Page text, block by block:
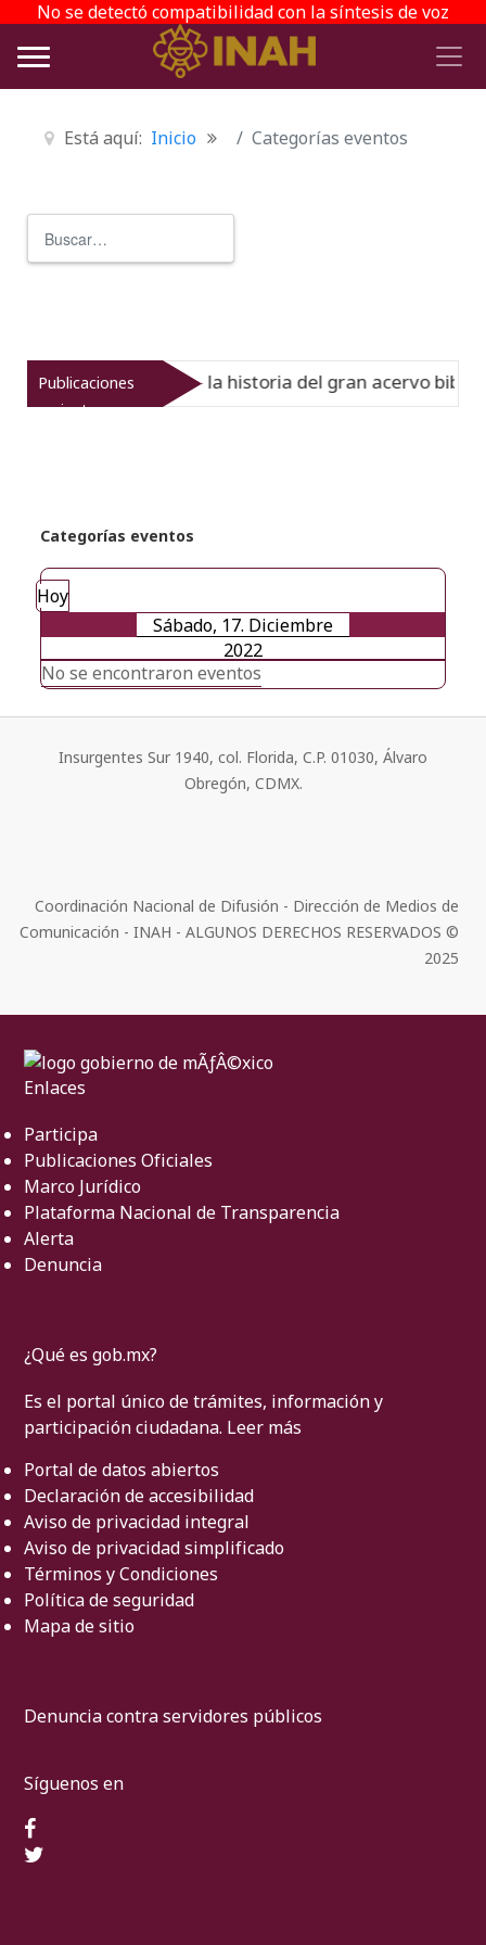
No se detectó compatibilidad con la síntesis de voz
Está aquí: Inicio Categorías eventos
Publicaciones
recientes
Virreinato muestra la historia del gran acervo
Categorías eventos
Hoy
Sábado, 17. Diciembre
2022
No se encontraron eventos
Insurgentes Sur 1940, col. Florida, C.P. 01030, Álvaro
Obregón, CDMX.
Coordinación Nacional de Difusión - Dirección de Medios de
Comunicación - INAH - ALGUNOS DERECHOS RESERVADOS ©
2025
Enlaces
Participa
Publicaciones Oficiales
Marco Jurídico
Plataforma Nacional de Transparencia
Alerta
Denuncia
¿Qué es gob.mx?
Es el portal único de trámites, información y
participación ciudadana. Leer más
Portal de datos abiertos
Declaración de accesibilidad
Aviso de privacidad integral
Aviso de privacidad simplificado
Términos y Condiciones
Política de seguridad
Mapa de sitio
Denuncia contra servidores públicos
Síguenos en